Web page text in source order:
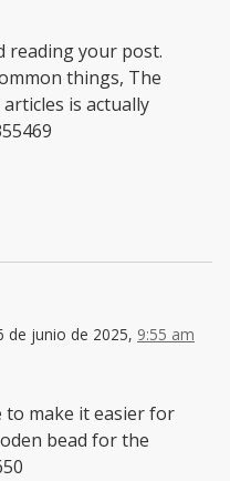
reading your post.
things, The
is actually
de junio de 2025, 9:55 am
to make it easier for
bead for the